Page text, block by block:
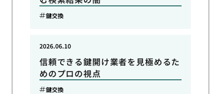
鍵交換
信頼できる鍵開け業者を見極めるた
めのプロの視点
2026.06.10
鍵交換